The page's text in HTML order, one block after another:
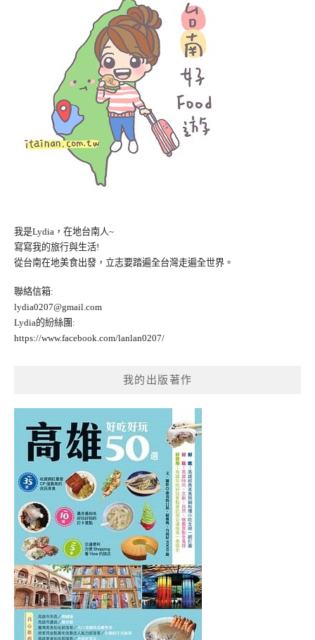
我是Lydia，在地台南人~
寫寫我的旅行與生活!
從台南在地美食出發，立志要踏遍全台灣走遍全世界。
聯絡信箱:
lydia0207@gmail.com
Lydia的紛絲團:
https://www.facebook.com/lanlan0207/
我的出版著作